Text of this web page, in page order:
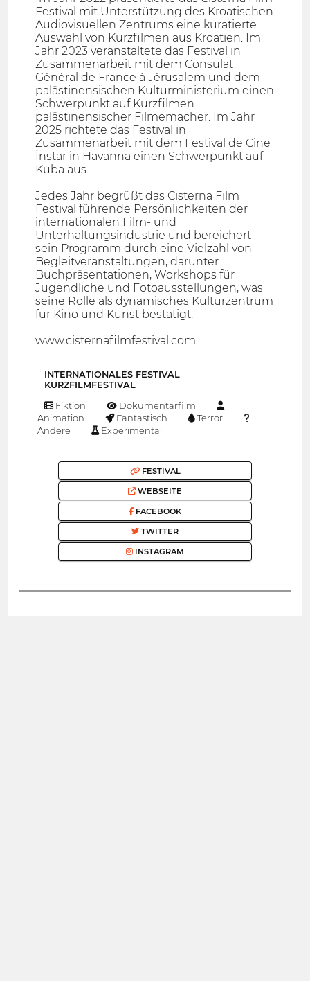
Festival mit Unterstützung des Kroatischen
Audiovisuellen Zentrums eine kuratierte
Auswahl von Kurzfilmen aus Kroatien. Im
Jahr 2023 veranstaltete das Festival in
Zusammenarbeit mit dem Consulat
Général de France à Jérusalem und dem
palästinensischen Kulturministerium einen
Schwerpunkt auf Kurzfilmen
palästinensischer Filmemacher. Im Jahr
2025 richtete das Festival in
Zusammenarbeit mit dem Festival de Cine
Ínstar in Havanna einen Schwerpunkt auf
Kuba aus.
Jedes Jahr begrüßt das Cisterna Film
Festival führende Persönlichkeiten der
internationalen Film- und
Unterhaltungsindustrie und bereichert
sein Programm durch eine Vielzahl von
Begleitveranstaltungen, darunter
Buchpräsentationen, Workshops für
Jugendliche und Fotoausstellungen, was
seine Rolle als dynamisches Kulturzentrum
für Kino und Kunst bestätigt.
www.cisternafilmfestival.com
INTERNATIONALES FESTIVAL
KURZFILMFESTIVAL
Fiktion
Dokumentarfilm
Animation
Fantastisch
Terror
Andere
Experimental
FESTIVAL
WEBSEITE
FACEBOOK
TWITTER
INSTAGRAM